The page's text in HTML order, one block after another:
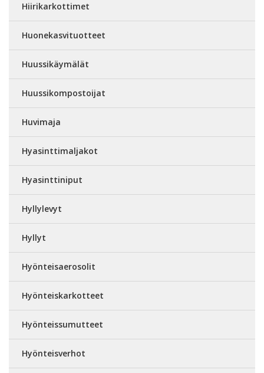
Hiirikarkottimet
Huonekasvituotteet
Huussikäymälät
Huussikompostoijat
Huvimaja
Hyasinttimaljakot
Hyasinttiniput
Hyllylevyt
Hyllyt
Hyönteisaerosolit
Hyönteiskarkotteet
Hyönteissumutteet
Hyönteisverhot